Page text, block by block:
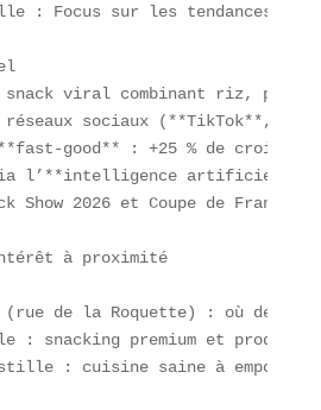
: Focus sur les tendances
viral combinant riz,
réseaux sociaux (**TikTok**,
good** : +25 % de
l’**intelligence artificielle**
Show 2026 et Coupe de
à proximité
(rue de la Roquette) : où
: snacking premium et
: cuisine saine à